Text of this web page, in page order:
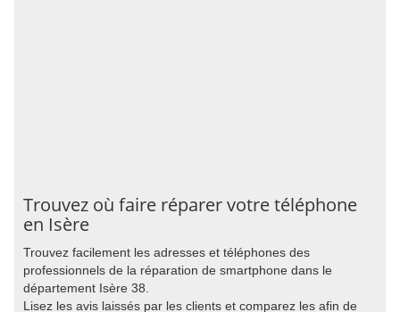
Trouvez où faire réparer votre téléphone
en Isère
Trouvez facilement les adresses et téléphones des
professionnels de la réparation de smartphone dans le
département Isère 38.
Lisez les avis laissés par les clients et comparez les afin de